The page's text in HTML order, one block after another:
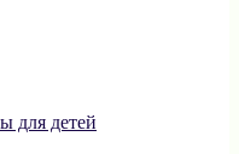
для детей